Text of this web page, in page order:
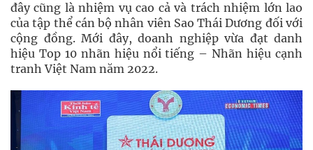
đây cũng là nhiệm vụ cao cả và trách nhiệm lớn lao
của tập thể cán bộ nhân viên Sao Thái Dương đối với
cộng đồng. Mới đây, doanh nghiệp vừa đạt danh
hiệu Top 10 nhãn hiệu nổi tiếng – Nhãn hiệu cạnh
tranh Việt Nam năm 2022.